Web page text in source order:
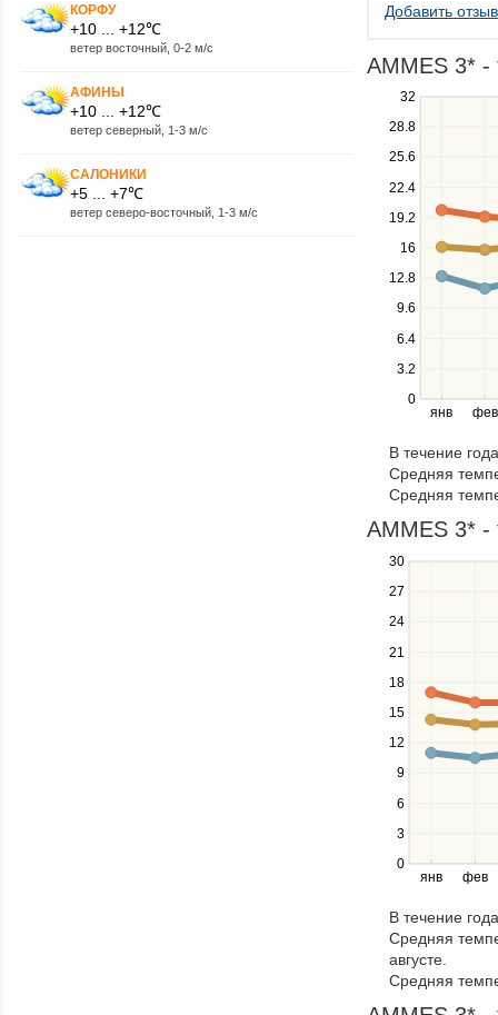
КОРФУ
+10 ... +12℃
ветер восточный, 0-2 м/с
АФИНЫ
+10 ... +12℃
ветер северный, 1-3 м/с
САЛОНИКИ
+5 ... +7℃
ветер северо-восточный, 1-3 м/с
Добавить отзыв
AMMES 3* -
янв фев
0
3.2
6.4
9.6
12.8
16
19.2
22.4
25.6
28.8
32
Use
the
and
down
to
navigate
between
series.
Use
the
and
right
navigate
through
items
in
a
series.
В течение
Средняя
Средняя
AMMES 3* -
янв фев
0
3
6
9
12
15
18
21
24
27
30
Use
the
and
down
to
navigate
between
series.
Use
the
and
right
keys
navigate
through
items
in
a
В течение
Средняя
августе.
Средняя